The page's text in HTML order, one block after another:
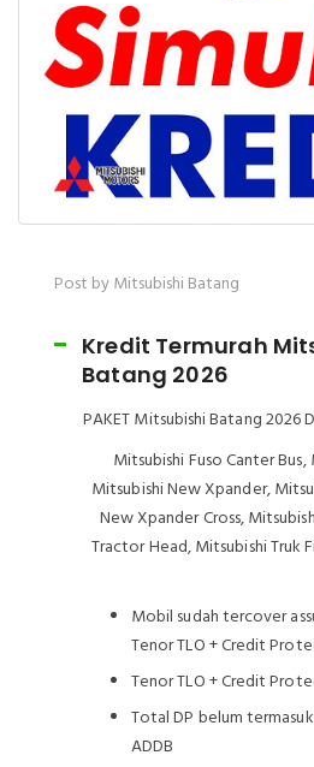
Post by Mitsubishi Batang
Kredit Termurah
Batang 2026
PAKET Mitsubishi Batang 2026
Mitsubishi Fuso Canter
Mitsubishi New Xpander,
New Xpander Cross,
Tractor Head, Mitsubishi Truk
Mobil sudah tercover
Tenor TLO + Credit
Tenor TLO + Credit
Total DP belum
ADDB